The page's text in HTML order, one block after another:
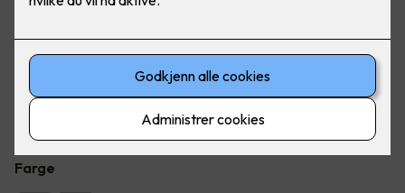
Ferdig skiftet - Junistar ECO 2700 m/ LED
Flott LED downlight med 42 graders spredning og 30
graders vipp i to retninger til innendørs bruke, inkl. LED
dimmer. Inkludert montering.
Farge